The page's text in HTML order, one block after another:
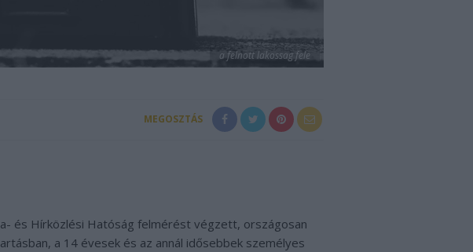
a felnott lakossag fele
MEGOSZTÁS
és Hírközlési Hatóság felmérést végzett, országosan
a 14 évesek és az annál idősebbek személyes